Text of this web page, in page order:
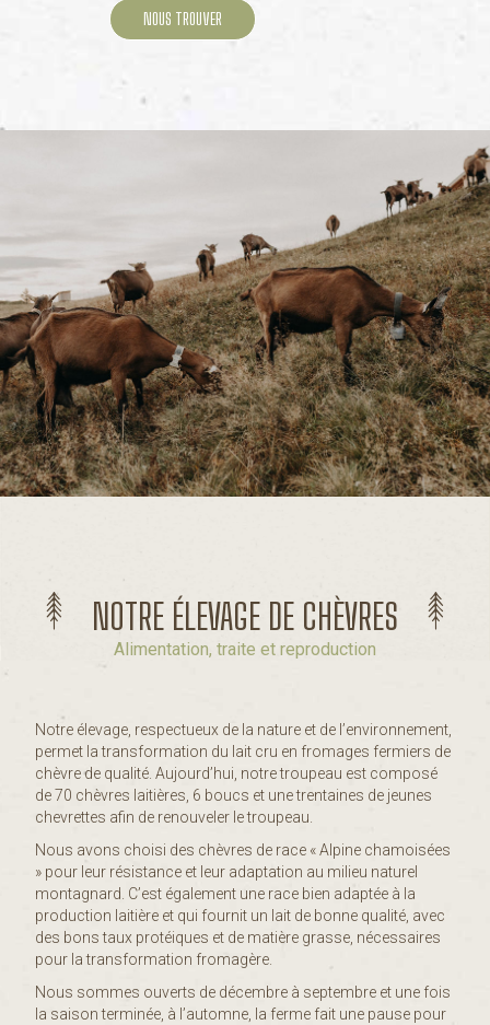
NOUS TROUVER
NOTRE ÉLEVAGE DE CHÈVRES
Alimentation, traite et reproduction
Notre élevage, respectueux de la nature et de l’environnement,
permet la transformation du lait cru en fromages fermiers de
chèvre de qualité. Aujourd’hui, notre troupeau est composé
de 70 chèvres laitières, 6 boucs et une trentaines de jeunes
chevrettes afin de renouveler le troupeau.
Nous avons choisi des chèvres de race « Alpine chamoisées
» pour leur résistance et leur adaptation au milieu naturel
montagnard. C’est également une race bien adaptée à la
production laitière et qui fournit un lait de bonne qualité, avec
des bons taux protéiques et de matière grasse, nécessaires
pour la transformation fromagère.
Nous sommes ouverts de décembre à septembre et une fois
la saison terminée, à l’automne, la ferme fait une pause pour